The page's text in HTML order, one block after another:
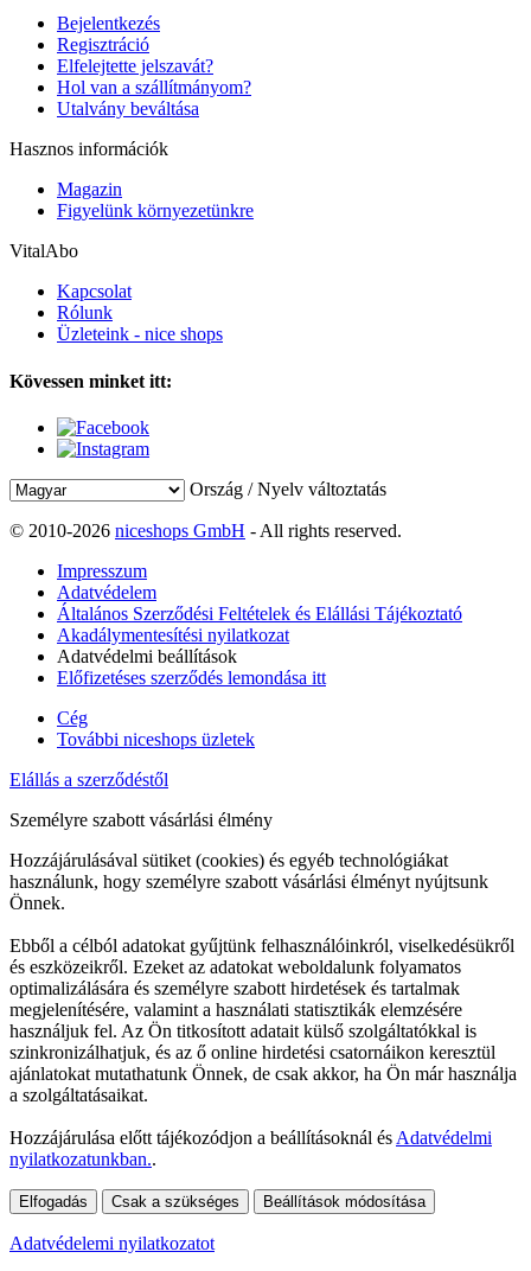
Bejelentkezés
Regisztráció
Elfelejtette jelszavát?
Hol van a szállítmányom?
Utalvány beváltása
Hasznos információk
Magazin
Figyelünk környezetünkre
VitalAbo
Kapcsolat
Rólunk
Üzleteink - nice shops
Kövessen minket itt:
Ország / Nyelv változtatás
© 2010-2026 niceshops GmbH - All rights reserved.
Impresszum
Adatvédelem
Általános Szerződési Feltételek és Elállási Tájékoztató
Akadálymentesítési nyilatkozat
Adatvédelmi beállítások
Előfizetéses szerződés lemondása itt
Cég
További niceshops üzletek
Elállás a szerződéstől
Személyre szabott vásárlási élmény
Hozzájárulásával sütiket (cookies) és egyéb technológiákat
használunk, hogy személyre szabott vásárlási élményt nyújtsunk
Önnek.
Ebből a célból adatokat gyűjtünk felhasználóinkról, viselkedésükről
és eszközeikről. Ezeket az adatokat weboldalunk folyamatos
optimalizálására és személyre szabott hirdetések és tartalmak
megjelenítésére, valamint a használati statisztikák elemzésére
használjuk fel. Az Ön titkosított adatait külső szolgáltatókkal is
szinkronizálhatjuk, és az ő online hirdetési csatornáikon keresztül
ajánlatokat mutathatunk Önnek, de csak akkor, ha Ön már használja
a szolgáltatásaikat.
Hozzájárulása előtt tájékozódjon a beállításoknál és Adatvédelmi
nyilatkozatunkban..
Elfogadás Csak a szükséges Beállítások módosítása
Adatvédelemi nyilatkozatot